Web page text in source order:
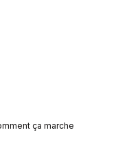
ça marche